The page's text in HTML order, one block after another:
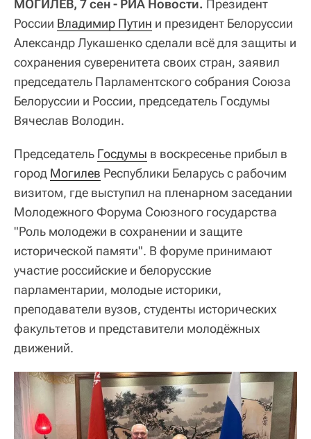
МОГИЛЕВ, 7 сен - РИА Новости. Президент
России Владимир Путин и президент Белоруссии
Александр Лукашенко сделали всё для защиты и
сохранения суверенитета своих стран, заявил
председатель Парламентского собрания Союза
Белоруссии и России, председатель Госдумы
Вячеслав Володин.
Председатель Госдумы в воскресенье прибыл в
город Могилев Республики Беларусь с рабочим
визитом, где выступил на пленарном заседании
Молодежного Форума Союзного государства
"Роль молодежи в сохранении и защите
исторической памяти". В форуме принимают
участие российские и белорусские
парламентарии, молодые историки,
преподаватели вузов, студенты исторических
факультетов и представители молодёжных
движений.